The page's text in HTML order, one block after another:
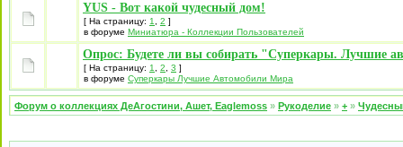
YUS - Вот какой чудесный дом!
[ На страницу: 1 2 ]
в форуме Миниатюра - Коллекции Пользователей
Опрос: Будете ли вы собирать "Суперкары. Лучшие
[ На страницу: 1 2 3 ]
в форуме Суперкары Лучшие Автомобили Mира
Форум о коллекциях ДеАгостини, Ашет, Eaglemoss » Рукоделие » + »